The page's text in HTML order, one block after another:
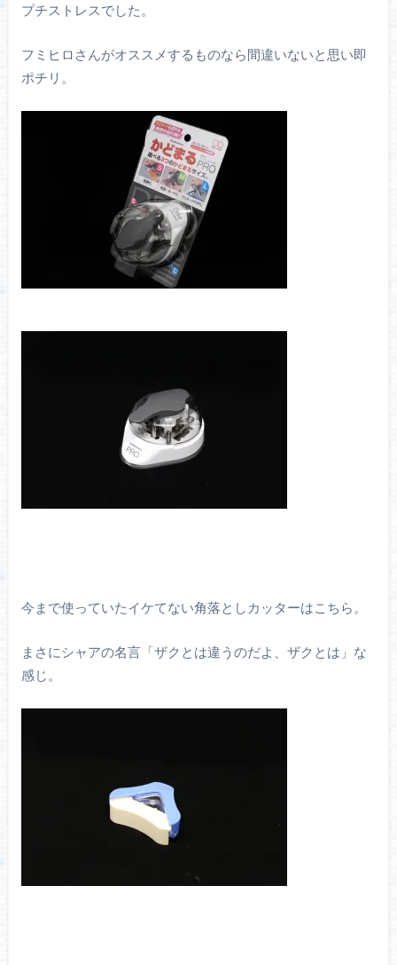
プチストレスでした。
フミヒロさんがオススメするものなら間違いないと思い即
ポチリ。
今まで使っていたイケてない角落としカッターはこちら。
まさにシャアの名言「ザクとは違うのだよ、ザクとは」な
感じ。